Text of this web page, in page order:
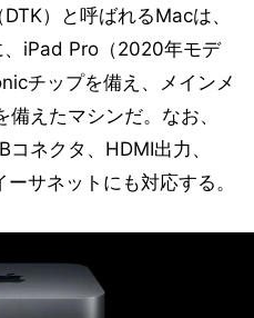
）と呼ばれるMacは、
iPad Pro（2020年モデ
チップを備え、メインメ
えたマシンだ。なお、
ネクタ、HDMI出力、
サネットにも対応する。